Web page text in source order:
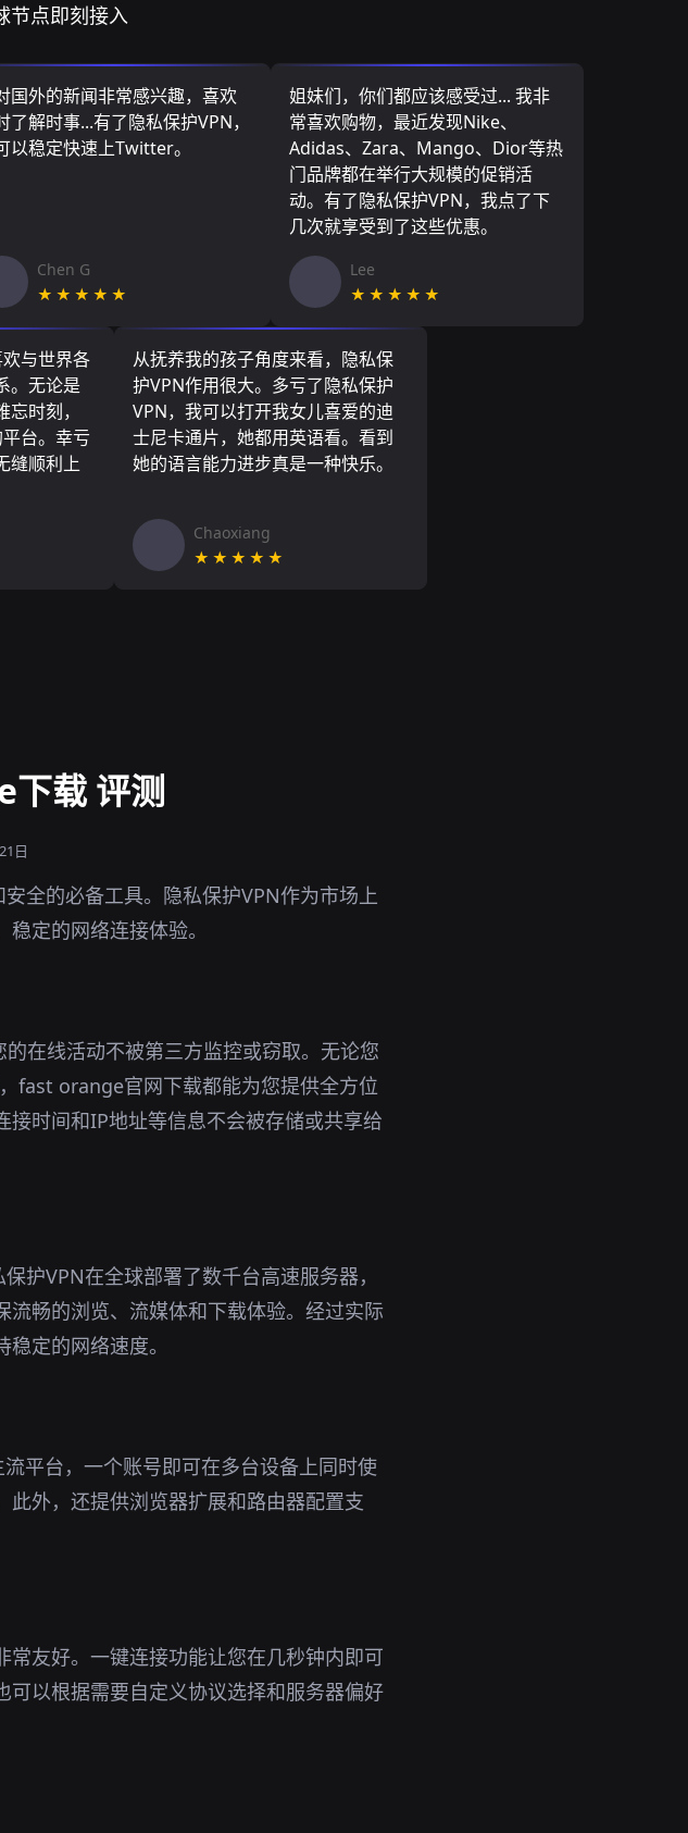
节点即刻接入
国外的新闻非常感兴趣，喜欢
了解时事...有了隐私保护VPN，
以稳定快速上Twitter。
Chen G
★★★★★
姐妹们，你们都应该感受过... 我非
常喜欢购物，最近发现Nike、
Adidas、Zara、Mango、Dior等热
门品牌都在举行大规模的促销活
动。有了隐私保护VPN，我点了下
几次就享受到了这些优惠。
Lee
★★★★★
与世界各
。无论是
时刻，
台。幸亏
缝顺利上
从抚养我的孩子角度来看，隐私保
护VPN作用很大。多亏了隐私保护
VPN，我可以打开我女儿喜爱的迪
士尼卡通片，她都用英语看。看到
她的语言能力进步真是一种快乐。
Chaoxiang
★★★★★
载 评测
日
全的必备工具。隐私保护VPN作为市场上
定的网络连接体验。
在线活动不被第三方监控或窃取。无论您
fast orange官网下载都能为您提供全方位
时间和IP地址等信息不会被存储或共享给
护VPN在全球部署了数千台高速服务器，
畅的浏览、流媒体和下载体验。经过实际
定的网络速度。
平台，一个账号即可在多台设备上同时使
外，还提供浏览器扩展和路由器配置支
友好。一键连接功能让您在几秒钟内即可
以根据需要自定义协议选择和服务器偏好